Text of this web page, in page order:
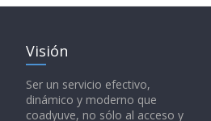
Visión
Ser un servicio efectivo,
dinámico y moderno que
coadyuve, no sólo al acceso y